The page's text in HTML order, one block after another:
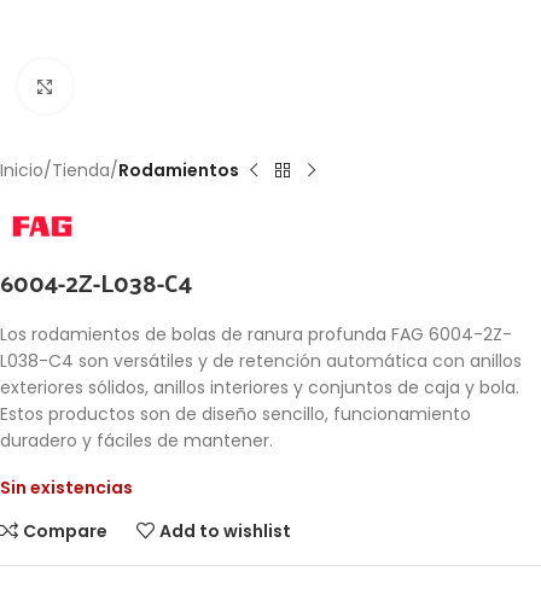
Inicio Tienda Rodamientos
6004-2Z-L038-C4
Los rodamientos de bolas de ranura profunda FAG 6004-2Z-
L038-C4 son versátiles y de retención automática con anillos
exteriores sólidos, anillos interiores y conjuntos de caja y bola.
Estos productos son de diseño sencillo, funcionamiento
duradero y fáciles de mantener.
Sin existencias
Compare
Add to wishlist